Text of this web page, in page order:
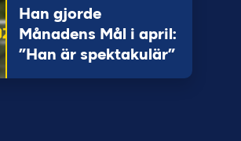
Han gjorde
Månadens Mål i april:
”Han är spektakulär”